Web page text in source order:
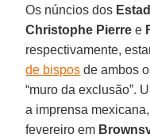
Os núncios dos
Christophe Pierre e
respectivamente,
de bispos de ambos
“muro da exclusão”.
a imprensa
fevereiro em